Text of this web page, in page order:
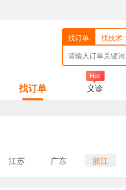
找订单 找技术
找订单 义诊
江苏 广东 浙江